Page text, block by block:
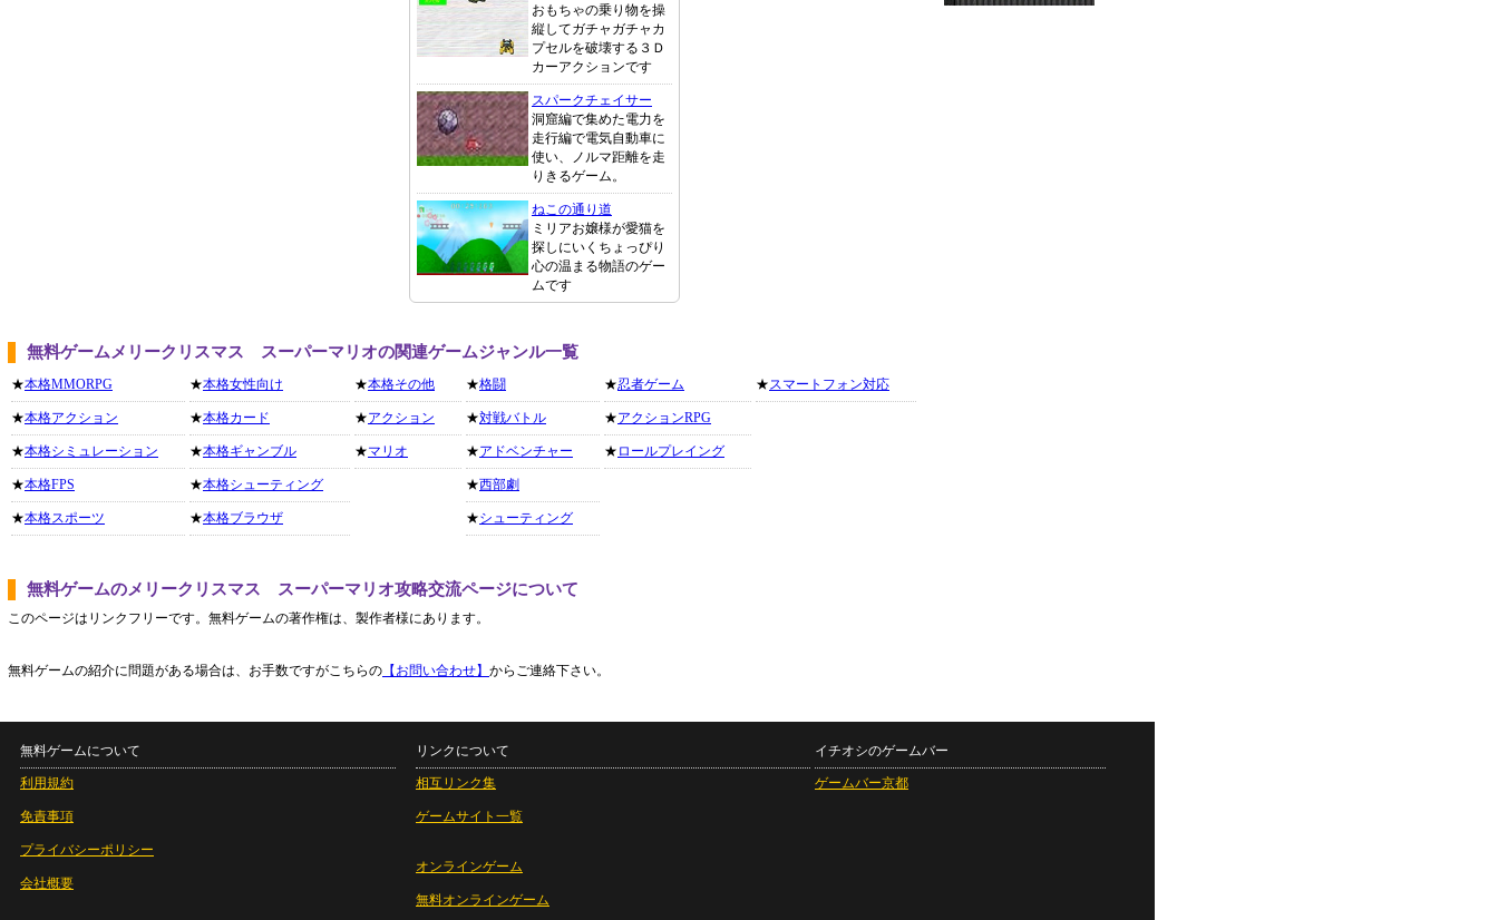
おもちゃの乗り物を操
縦してガチャガチャカ
プセルを破壊する３Ｄ
カーアクションです
スパークチェイサー
洞窟編で集めた電力を
走行編で電気自動車に
使い、ノルマ距離を走
りきるゲーム。
ねこの通り道
ミリアお嬢様が愛猫を
探しにいくちょっぴり
心の温まる物語のゲー
ムです
無料ゲームメリークリスマス スーパーマリオの関連ゲームジャンル一覧
★本格MMORPG
★本格アクション
★本格シミュレーション
★本格FPS
★本格スポーツ
★本格女性向け
★本格カード
★本格ギャンブル
★本格シューティング
★本格ブラウザ
★本格その他
★アクション
★マリオ
★格闘
★対戦バトル
★アドベンチャー
★西部劇
★シューティング
★忍者ゲーム
★アクションRPG
★ ロールプレイング
★スマートフォン対応
無料ゲームのメリークリスマス スーパーマリオ攻略交流ページについて
このページはリンクフリーです。無料ゲームの著作権は、製作者様にあります。
無料ゲームの紹介に問題がある場合は、お手数ですがこちらの 【お問い合わせ】 からご連絡下さい。
無料ゲームについて
利用規約
免責事項
プライバシーポリシー
会社概要
リンクについて
相互リンク集
ゲームサイト一覧
オンラインゲーム
無料オンラインゲーム
イチオシのゲームバー
ゲームバー京都